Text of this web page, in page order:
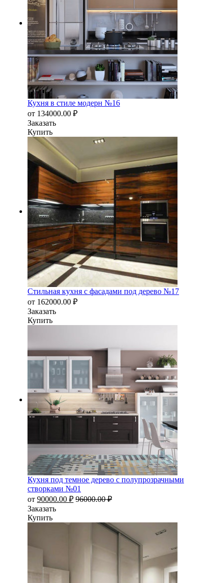
Кухня в стиле модерн №16
от 134000.00 ₽
Заказать
Купить
Стильная кухня с фасадами под дерево №17
от 162000.00 ₽
Заказать
Купить
Кухня под темное дерево с полупрозрачными
створками №01
от 90000.00 ₽ 96000.00₽
Заказать
Купить